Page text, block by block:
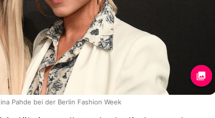
Pahde bei der Berlin Fashion Week